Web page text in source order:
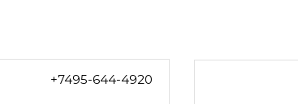
+7495-644-4920